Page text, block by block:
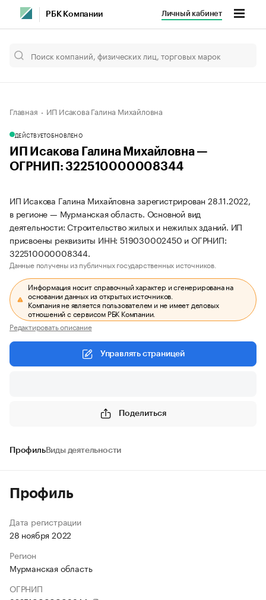
РБК Компании Личный кабинет
Главная ИП Исакова Галина Михайловна
ДЕЙСТВУЕТОБНОВЛЕНО
ИП Исакова Галина Михайловна —
ОГРНИП: 322510000008344
ИП Исакова Галина Михайловна зарегистрирован 28.11.2022,
в регионе — Мурманская область. Основной вид
деятельности: Строительство жилых и нежилых зданий. ИП
присвоены реквизиты ИНН: 519030002450 и ОГРНИП:
322510000008344.
Данные получены из публичных государственных источников.
Информация носит справочный характер и сгенерирована на
основании данных из открытых источников.
Компания не является пользователем и не имеет деловых
отношений с сервисом РБК Компании.
Редактировать описание
Управлять страницей
Поделиться
ПрофильВиды деятельности
Профиль
Дата регистрации
28 ноября 2022
Регион
Мурманская область
ОГРНИП